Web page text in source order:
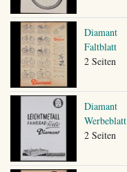
Diamant
Faltblatt
2 Seiten
Diamant
Werbeblatt
2 Seiten